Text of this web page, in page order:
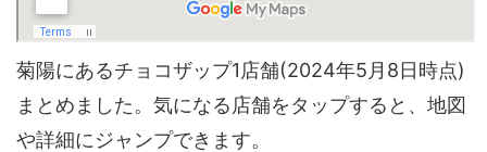
菊陽にあるチョコザップ1店舗(2024年5月8日時点)
まとめました。気になる店舗をタップすると、地図
や詳細にジャンプできます。